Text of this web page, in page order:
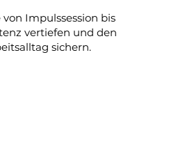
Impuls­session bis
vertiefen und den
sichern.